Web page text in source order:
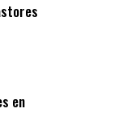
en